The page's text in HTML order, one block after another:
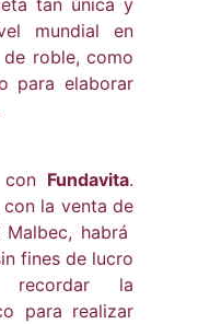
tan única y
mundial en
roble, como
para elaborar
Fundavita.
la venta de
habrá
fines de lucro
recordar la
para realizar